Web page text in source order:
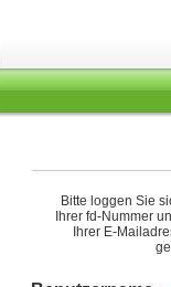
Bitte loggen Sie
Ihrer fd-Nummer
Ihrer E-